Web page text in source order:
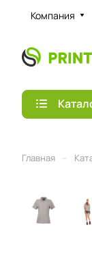
Компания
Главная